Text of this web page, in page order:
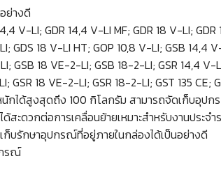
ย่างดี
V-LI; GDR 14,4 V-LI MF; GDR 18 V-LI; GDR
GDS 18 V-LI HT; GOP 10,8 V-LI; GSB 14,4
GSB 18 VE-2-LI; GSB 18-2-LI; GSR 14,4 V-
GSR 18 VE-2-LI; GSR 18-2-LI; GST 135
นักได้สูงสุดถึง 100 กิโลกรัม สามารถจัดเก็บอุปก
สะดวกต่อการเคลื่อนย้ายเหมาะสำหรับงานประจ
ก็บรักษาอุปกรณ์ที่อยู่ภายในกล่องได้เป็นอย่างดี
กรณ์